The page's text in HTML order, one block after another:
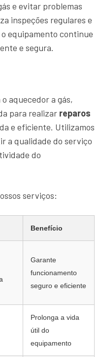
e evitar problemas
inspeções regulares e
equipamento continue
e segura.
aquecedor a gás,
para realizar reparos
e eficiente. Utilizamos
a qualidade do serviço
do
serviços:
Benefício
Garante
funcionamento
seguro e eficiente
Prolonga a vida
útil do
equipamento